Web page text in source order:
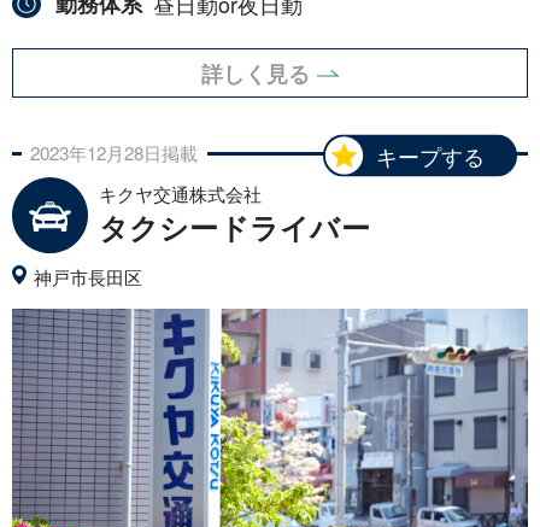
詳しく見る
キープする
2023年12月28日掲載
キクヤ交通株式会社
タクシードライバー
神戸市長田区